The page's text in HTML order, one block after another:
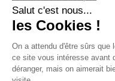
Location
Location
Location
Location